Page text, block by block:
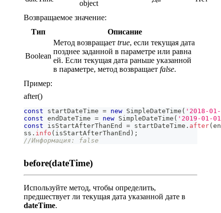
object
Возвращаемое значение:
Тип
Описание
Boolean
Метод возвращает true, если текущая дата
позднее заданной в параметре или равна
ей. Если текущая дата раньше указанной
в параметре, метод возвращает false.
Пример:
after()
const startDateTime = new SimpleDateTime ( '2018-
const endDateTime = new SimpleDateTime ( '2019-01-
const isStartAfterThanEnd = startDateTime . after(
ss . info ( isStartAfterThanEnd ) ;
//Информация: false
before(dateTime)
Используйте метод, чтобы определить,
предшествует ли текущая дата указанной дате в
dateTime.